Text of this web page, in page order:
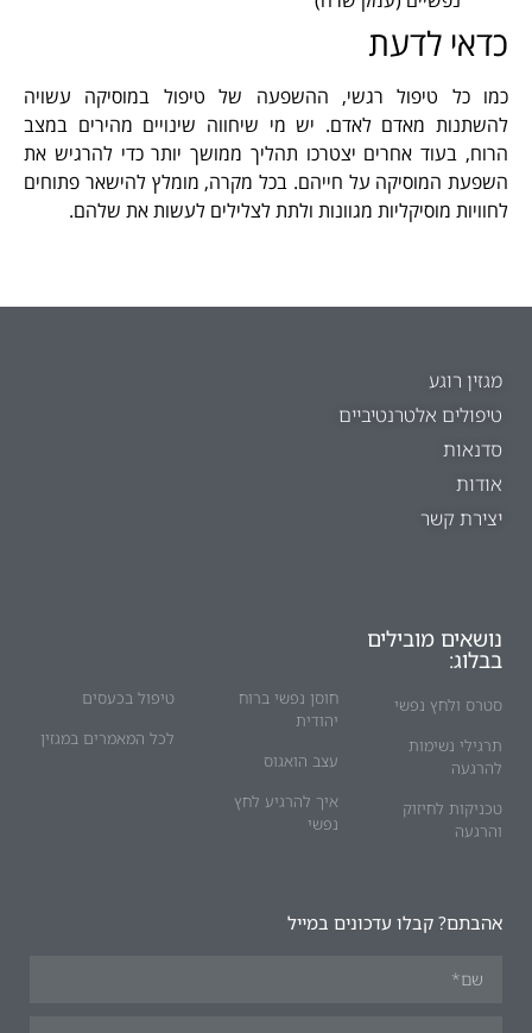
כדאי לדעת
כמו כל טיפול רגשי, ההשפעה של טיפול במוסיקה עשויה
להשתנות מאדם לאדם. יש מי שיחווה שינויים מהירים במצב
הרוח, בעוד אחרים יצטרכו תהליך ממושך יותר כדי להרגיש את
השפעת המוסיקה על חייהם. בכל מקרה, מומלץ להישאר פתוחים
לחוויות מוסיקליות מגוונות ולתת לצלילים לעשות את שלהם.
מגזין רוגע
טיפולים אלטרנטיביים
סדנאות
אודות
יצירת קשר
נושאים מובילים
בבלוג:
סטרס ולחץ נפשי
תרגילי נשימות
להרגעה
טכניקות לחיזוק
והרגעה
חוסן נפשי ברוח
יהודית
עצב הואגוס
איך להרגיע לחץ
נפשי
טיפול בכעסים
לכל המאמרים במגזין
אהבתם? קבלו עדכונים במייל